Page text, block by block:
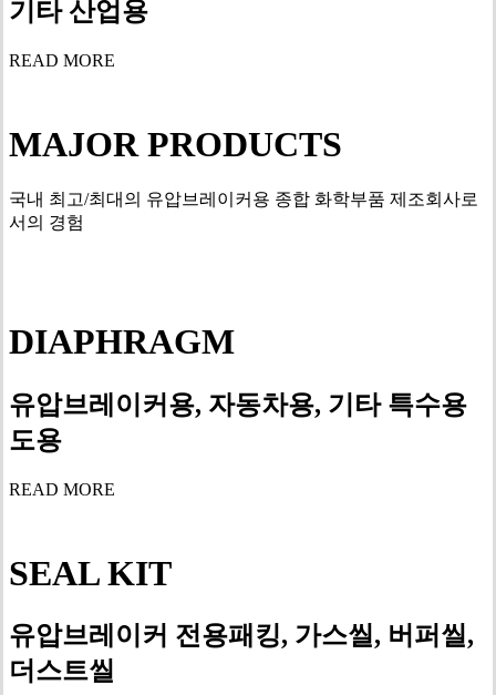
기타 산업용
READ MORE
MAJOR PRODUCTS
국내 최고/최대의 유압브레이커용 종합 화학부품 제조회사로
서의 경험
DIAPHRAGM
유압브레이커용, 자동차용, 기타 특수용
도용
READ MORE
SEAL KIT
유압브레이커 전용패킹, 가스씰, 버퍼씰,
더스트씰